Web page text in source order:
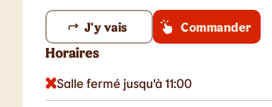
J'y vais Commander
Horaires
Salle fermé jusqu'à 11:00